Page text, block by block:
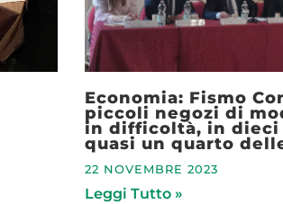
Economia: Fismo
piccoli negozi di
in difficoltà, in dieci
quasi un quarto
22 NOVEMBRE 2023
Leggi Tutto »